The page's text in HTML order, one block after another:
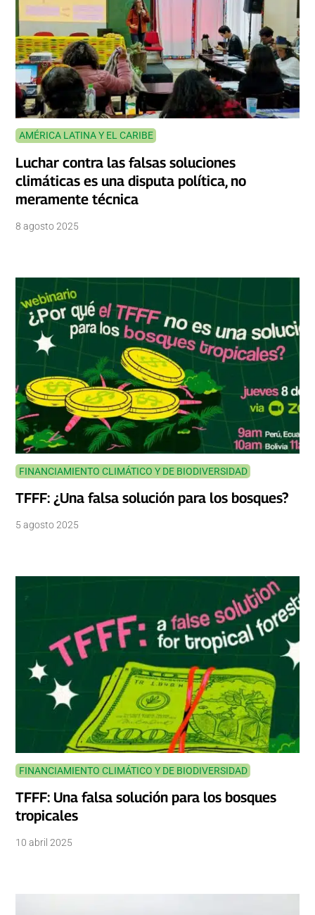
AMÉRICA LATINA Y EL CARIBE
Luchar contra las falsas soluciones
climáticas es una disputa política, no
meramente técnica
8 agosto 2025
FINANCIAMIENTO CLIMÁTICO Y DE BIODIVERSIDAD
TFFF: ¿Una falsa solución para los bosques?
5 agosto 2025
FINANCIAMIENTO CLIMÁTICO Y DE BIODIVERSIDAD
TFFF: Una falsa solución para los bosques
tropicales
10 abril 2025